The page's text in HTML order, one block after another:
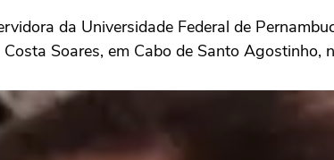
da Universidade Federal de
Soares, em Cabo de Santo Agostinho,